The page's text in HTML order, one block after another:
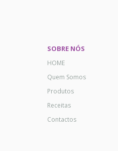
SOBRE NÓS
HOME
Quem Somos
Produtos
Receitas
Contactos